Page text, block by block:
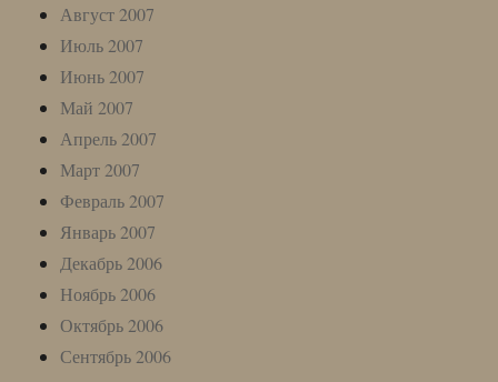
Август 2007
Июль 2007
Июнь 2007
Май 2007
Апрель 2007
Март 2007
Февраль 2007
Январь 2007
Декабрь 2006
Ноябрь 2006
Октябрь 2006
Сентябрь 2006